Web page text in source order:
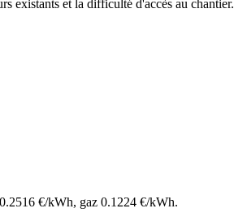
existants et la difficulté d'accès au chantier.
0.2516 €/kWh, gaz 0.1224 €/kWh.